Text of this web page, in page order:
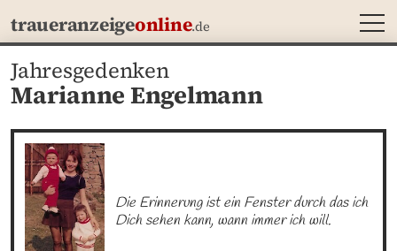
traueranzeigeonline.de
Jahresgedenken
Marianne Engelmann
Die Erinnerung ist ein Fenster durch das ich
Dich sehen kann, wann immer ich will.